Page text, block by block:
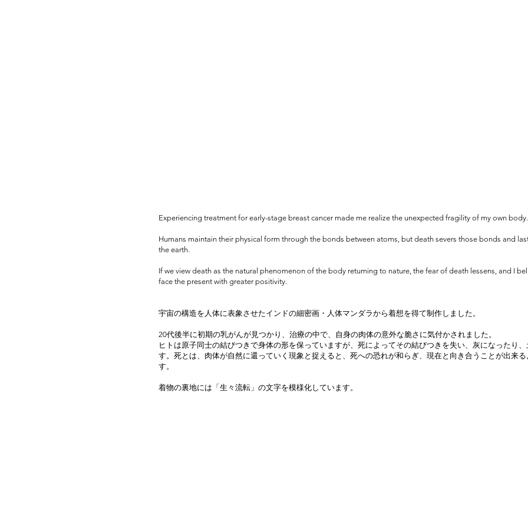
Experiencing treatment for early-stage breast cancer made me realize the unexpected fragility of my own body.
Humans maintain their physical form through the bonds between atoms, but death severs those bonds and
the earth.
If we view death as the natural phenomenon of the body returning to nature, the fear of death lessens, and I
face the present with greater positivity.
宇宙の構造を人体に表象させたインドの細密画・人体マンダラから着想を得て制作しました。
20代後半に初期の乳がんが見つかり、治療の中で、自身の肉体の意外な脆さに気付かされました。
ヒトは原子同士の結びつきで身体の形を保っていますが、死によってその結びつきを失い、灰になったり、
す。死とは、肉体が自然に還っていく現象と捉えると、死への恐れが和らぎ、現在と向き合うことが出来る
す。
​着物の裏地には「生々流転」の文字を模様化しています。